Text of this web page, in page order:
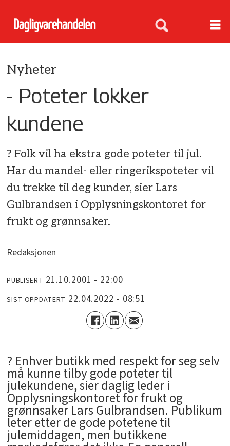
Nyheter
- Poteter lokker
kundene
? Folk vil ha ekstra gode poteter til jul.
Har du mandel- eller ringerikspoteter vil
du trekke til deg kunder, sier Lars
Gulbrandsen i Opplysningskontoret for
frukt og grønnsaker.
Redaksjonen
PUBLISERT 21.10.2001 - 22:00
SIST OPPDATERT 22.04.2022 - 08:51
? Enhver butikk med respekt for seg selv
må kunne tilby gode poteter til
julekundene, sier daglig leder i
Opplysningskontoret for frukt og
grønnsaker Lars Gulbrandsen. Publikum
leter etter de gode potetene til
julemiddagen, men butikkene